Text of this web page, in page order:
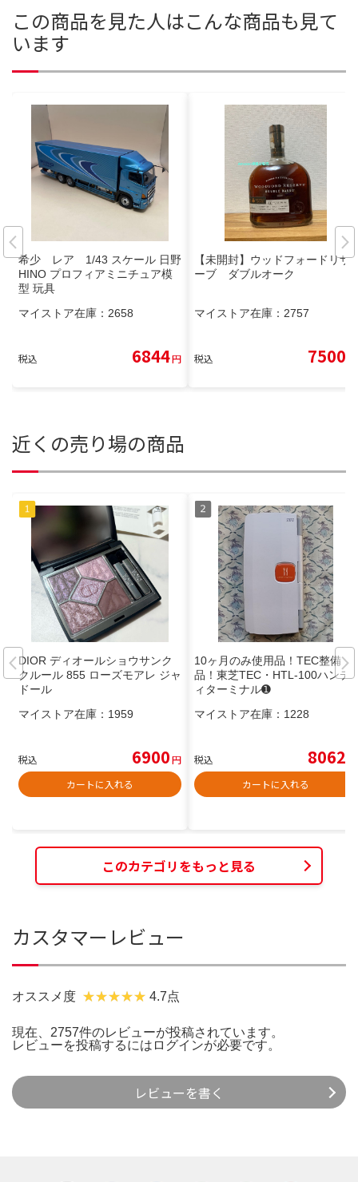
この商品を見た人はこんな商品も見て
います
希少 レア 1/43 スケール 日野
HINO プロフィアミニチュア模
型 玩具
マイストア在庫： 2658
税込 6844円
【未開封】ウッドフォードリザ
ーブ ダブルオーク
マイストア在庫： 2757
税込 7500
近くの売り場の商品
DIOR ディオールショウサンク
クルール 855 ローズモアレ ジャ
ドール
マイストア在庫： 1959
税込 6900円
カートに入れる
10ヶ月のみ使用品！TEC整備
品！東芝TEC・HTL-100ハンデ
ィターミナル➊
マイストア在庫： 1228
税込 8062
カートに入れる
このカテゴリをもっと見る
カスタマーレビュー
オススメ度 4.7点
現在、2757件のレビューが投稿されています。
レビューを投稿するには ログインが必要です。
レビューを書く